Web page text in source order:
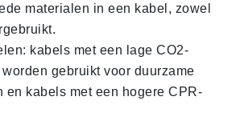
materialen in een kabel, zowel
kabels met een lage CO2-
gebruikt voor duurzame
en kabels met een hogere CPR-